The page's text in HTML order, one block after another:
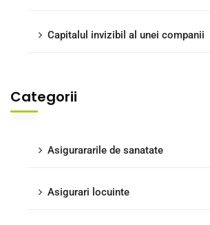
Capitalul invizibil al unei companii
Categorii
Asigurararile de sanatate
Asigurari locuinte